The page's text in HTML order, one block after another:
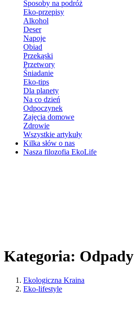
Sposoby na podróż
Eko-przepisy
Alkohol
Deser
Napoje
Obiad
Przekąski
Przetwory
Śniadanie
Eko-tips
Dla planety
Na co dzień
Odpoczynek
Zajęcia domowe
Zdrowie
Wszystkie artykuły
Kilka słów o nas
Nasza filozofia EkoLife
Kategoria: Odpady
Ekologiczna Kraina
Eko-lifestyle